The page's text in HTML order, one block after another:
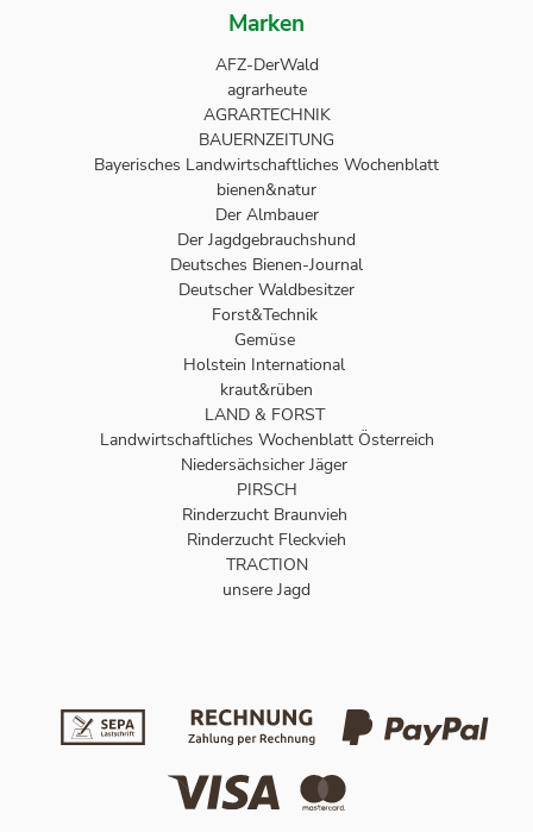
Marken
AFZ-DerWald
agrarheute
AGRARTECHNIK
BAUERNZEITUNG
Bayerisches Landwirtschaftliches Wochenblatt
bienen&natur
Der Almbauer
Der Jagdgebrauchshund
Deutsches Bienen-Journal
Deutscher Waldbesitzer
Forst&Technik
Gemüse
Holstein International
kraut&rüben
LAND & FORST
Landwirtschaftliches Wochenblatt Österreich
Niedersächsicher Jäger
PIRSCH
Rinderzucht Braunvieh
Rinderzucht Fleckvieh
TRACTION
unsere Jagd